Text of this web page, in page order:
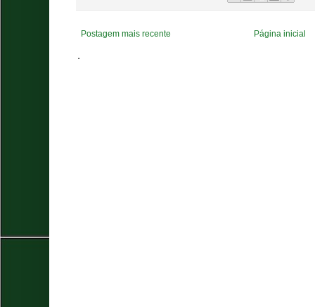
Postagem mais recente Página inicial
.